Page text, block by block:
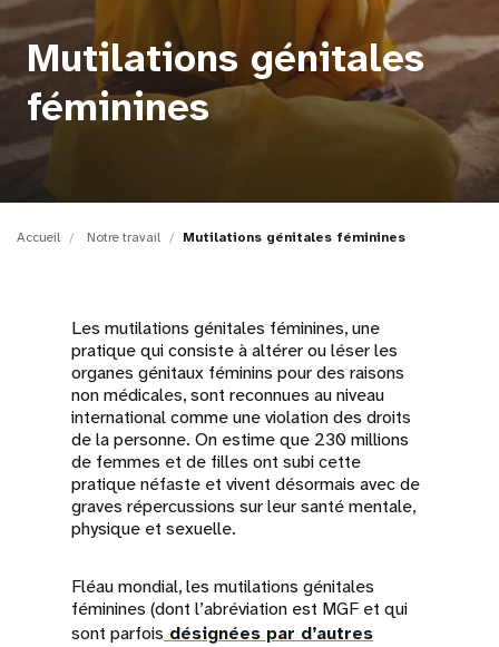
t
i
o
n
Mutilations génitales
féminines
Accueil Notre travail Mutilations génitales féminines
Les mutilations génitales féminines, une
pratique qui consiste à altérer ou léser les
organes génitaux féminins pour des raisons
non médicales, sont reconnues au niveau
international comme une violation des droits
de la personne. On estime que 230 millions
de femmes et de filles ont subi cette
pratique néfaste et vivent désormais avec de
graves répercussions sur leur santé mentale,
physique et sexuelle.
Fléau mondial, les mutilations génitales
féminines (dont l’abréviation est MGF et qui
sont parfois désignées par d’autres